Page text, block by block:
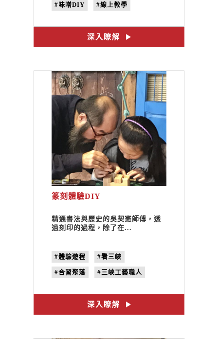
#味噌DIY #線上教學
深入瞭解
篆刻體驗DIY
精通書法與歷史的吳契憲師傅，透
過刻印的過程，除了在...
#體驗遊程 #看三峽
#合習聚落 #三峽工藝職人
深入瞭解